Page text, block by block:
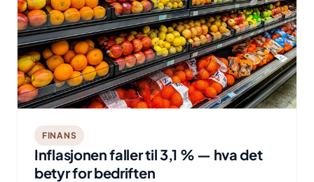
FINANS
Inflasjonen faller til 3,1 % — hva det
betyr for bedriften